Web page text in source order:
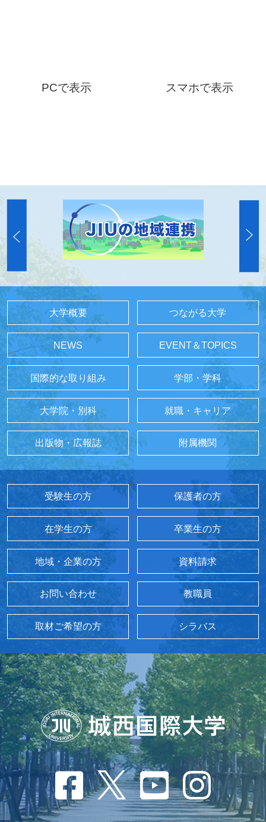
PCで表示 スマホで表示
大学概要 つながる大学
NEWS EVENT＆TOPICS
国際的な取り組み 学部・学科
大学院・別科 就職・キャリア
出版物・広報誌 附属機関
受験生の方 保護者の方
在学生の方 卒業生の方
地域・企業の方 資料請求
お問い合わせ 教職員
取材ご希望の方 シラバス